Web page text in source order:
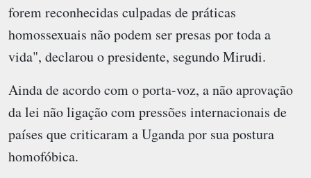
forem reconhecidas culpadas de práticas
homossexuais não podem ser presas por toda a
vida", declarou o presidente, segundo Mirudi.
Ainda de acordo com o porta-voz, a não aprovação
da lei não ligação com pressões internacionais de
países que criticaram a Uganda por sua postura
homofóbica.